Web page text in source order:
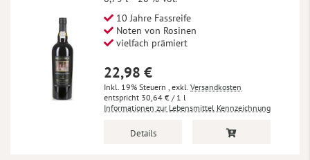
10 Jahre Fassreife
Noten von Rosinen
vielfach prämiert
22,98 €
Inkl. 19% Steuern , exkl. Versandkosten
30,64 € / 1 l
Informationen zur Lebensmittel Kennzeichnung
Details